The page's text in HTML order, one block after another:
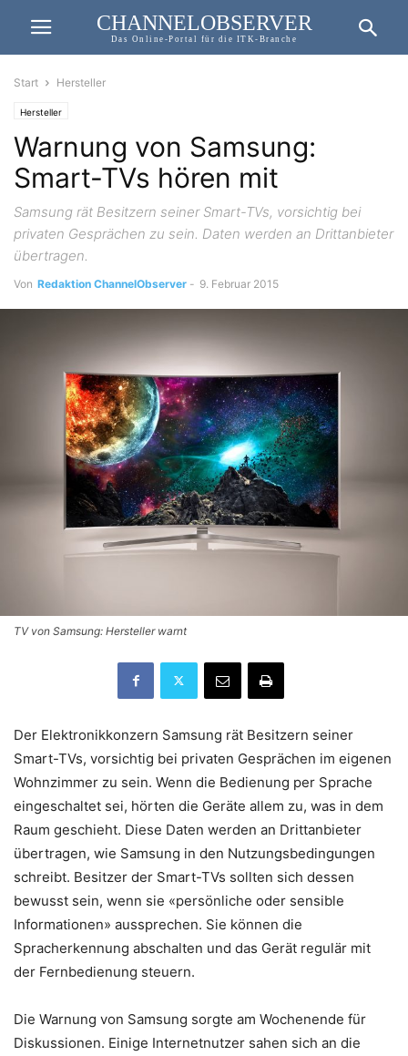
CHANNELOBSERVER
Das Online-Portal für die ITK-Branche
Start Hersteller
Hersteller
Warnung von Samsung:
Smart-TVs hören mit
Samsung rät Besitzern seiner Smart-TVs, vorsichtig bei
privaten Gesprächen zu sein. Daten werden an Drittanbieter
übertragen.
Von Redaktion ChannelObserver - 9. Februar 2015
TV von Samsung: Hersteller warnt
Der Elektronikkonzern Samsung rät Besitzern seiner
Smart-TVs, vorsichtig bei privaten Gesprächen im eigenen
Wohnzimmer zu sein. Wenn die Bedienung per Sprache
eingeschaltet sei, hörten die Geräte allem zu, was in dem
Raum geschieht. Diese Daten werden an Drittanbieter
übertragen, wie Samsung in den Nutzungsbedingungen
schreibt. Besitzer der Smart-TVs sollten sich dessen
bewusst sein, wenn sie «persönliche oder sensible
Informationen» aussprechen. Sie können die
Spracherkennung abschalten und das Gerät regulär mit
der Fernbedienung steuern.
Die Warnung von Samsung sorgte am Wochenende für
Diskussionen. Einige Internetnutzer sahen sich an die